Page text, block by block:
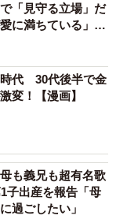
請可能です。1
、障害厚生年金に
することが可能
円（手取り約19
をシミュレーシ
「見守る立場」だ
に満ちている」
時代 30代後半で金
変！【漫画】
も義兄も超有名歌
子出産を報告「母
過ごしたい」